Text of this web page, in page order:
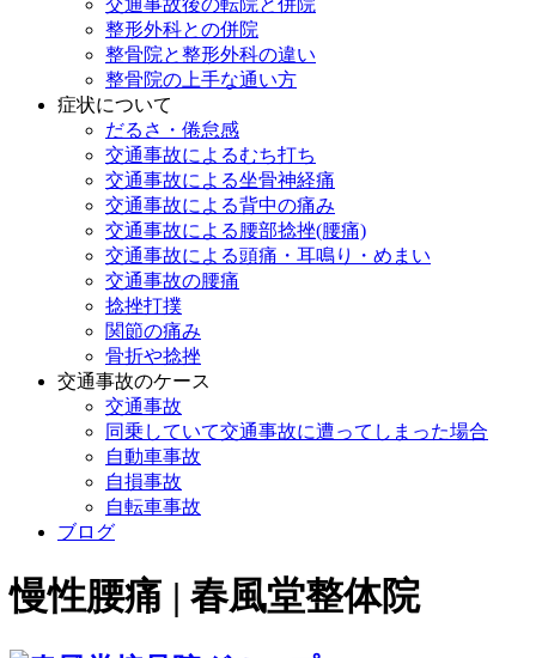
交通事故後の転院と併院
整形外科との併院
整骨院と整形外科の違い
整骨院の上手な通い方
症状について
だるさ・倦怠感
交通事故によるむち打ち
交通事故による坐骨神経痛
交通事故による背中の痛み
交通事故による腰部捻挫(腰痛)
交通事故による頭痛・耳鳴り・めまい
交通事故の腰痛
捻挫打撲
関節の痛み
骨折や捻挫
交通事故のケース
交通事故
同乗していて交通事故に遭ってしまった場合
自動車事故
自損事故
自転車事故
ブログ
慢性腰痛 | 春風堂整体院